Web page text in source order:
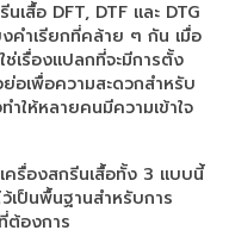
เสื้อ DFT, DTF และ DTG
คำเรียกที่คล้าย ๆ กัน เมื่อ
เรื่องแปลกที่จะมีการตั้ง
อเพื่อความสะดวกสำหรับ
ให้หลายคนมีความเข้าใจ
ครื่องสกรีนเสื้อทั้ง 3 แบบนี้
เป็นพื้นฐานสำหรับการ
ต้องการ